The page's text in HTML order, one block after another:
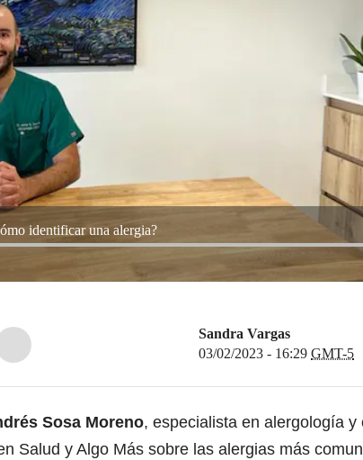
identificar una alergia?
Sandra Vargas
03/02/2023 - 16:29 GMT-5
Sosa Moreno, especialista en alergología y
Salud y Algo Más sobre las alergias más